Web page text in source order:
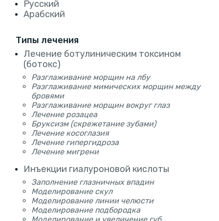
Русский
Арабский
Типы лечения
Лечение ботулиническим токсином
(ботокс)
Разглаживание морщин на лбу
Разглаживание мимических морщин между
бровями
Разглаживание морщин вокруг глаз
Лечение розацеа
Бруксизм (скрежетание зубами)
Лечение косоглазия
Лечение гипергидроза
Лечение мигрени
Инъекции гиалуроновой кислоты
Заполнение глазничных впадин
Моделирование скул
Моделирование линии челюсти
Моделирование подбородка